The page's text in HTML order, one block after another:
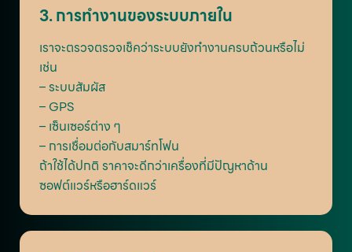
3. การทำงานของระบบภายใน
เราจะตรวจตรวจเช็คว่าระบบยังทำงานครบถ้วนหรือไม่
เช่น
– ระบบสัมผัส
– GPS
– เซ็นเซอร์ต่าง ๆ
– การเชื่อมต่อกับสมาร์ทโฟน
ถ้าใช้ได้ปกติ ราคาจะดีกว่าเครื่องที่มีปัญหาด้าน
ซอฟต์แวร์หรือฮาร์ดแวร์